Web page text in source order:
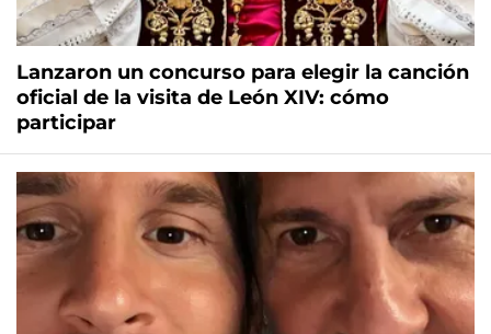
Lanzaron un concurso para elegir la canción
oficial de la visita de León XIV: cómo
participar